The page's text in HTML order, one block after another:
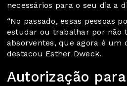
necessários para o seu dia a
“No passado, essas pessoas
estudar ou trabalhar por não
absorventes, que agora é um
destacou Esther Dweck.
Autorização